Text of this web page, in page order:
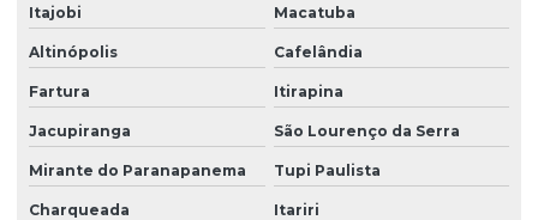
Torre de monitoramento
Zelador terceirizado
Zeladoria condominial
Itajobi Macatuba
Altinópolis Cafelândia
Fartura Itirapina
Jacupiranga São Lourenço da Serra
Mirante do Paranapanema Tupi Paulista
Charqueada Itariri